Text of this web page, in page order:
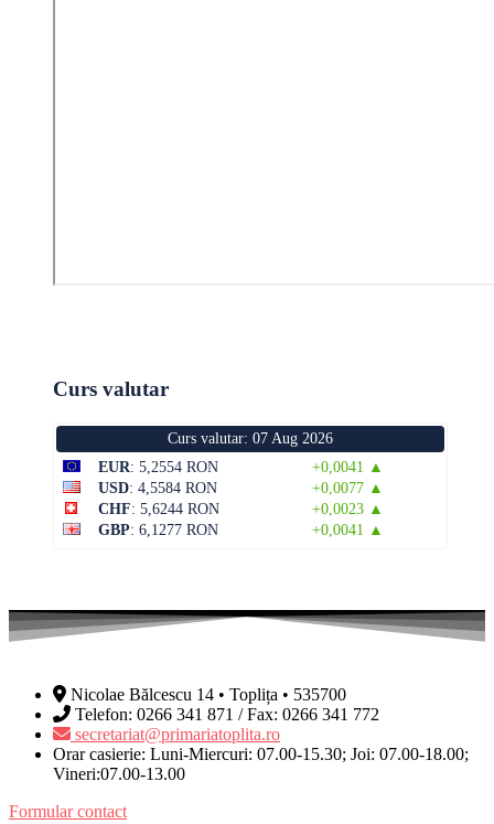
Curs valutar
Curs valutar: 07 Aug 2026
EUR: 5,2554 RON
+0,0041 ▲
USD: 4,5584 RON
+0,0077 ▲
CHF: 5,6244 RON
+0,0023 ▲
GBP: 6,1277 RON +0,0041 ▲
Nicolae Bălcescu 14 • Toplița • 535700
Telefon: 0266 341 871 / Fax: 0266 341 772
secretariat@primariatoplita.ro
Orar casierie: Luni-Miercuri: 07.00-15.30; Joi: 07.00-18.00;
Vineri:07.00-13.00
Formular contact